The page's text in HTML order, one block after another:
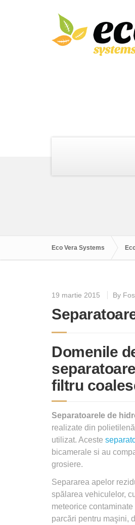
Eco Vera Systems
19 martie 2015 By
Domenile
filtru
Separatoarele de
realizate din
utilizat. Aceste
bicamerale si au
grosiere.
Separarea apelor
spălarea vehiculelor,
meteorice
parcări pentru maşini,